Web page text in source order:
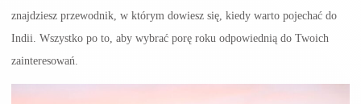
znajdziesz przewodnik, w którym dowiesz się, kiedy warto pojechać do
Indii. Wszystko po to, aby wybrać porę roku odpowiednią do Twoich
zainteresowań.